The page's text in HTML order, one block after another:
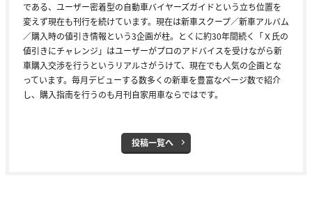
である、ユーザー密着型の自動車バイヤーズガイドという立ち位置を
変えず現在も刊行を続けています。現在は新車スクープ／新車アルバム
／購入時の値引き情報という3企画が柱。とくに約30年間続く「Ｘ氏の
値引きにチャレンジ」はユーザーがプロのアドバイスを受けながら新
車購入交渉を行うというリアルさがうけて、現在でも人気の企画とな
っています。毎月デビューする数多くの新車を豊富なページ数で紹介
し、購入指南を行うのも月刊自家用車ならではです。
投稿一覧へ